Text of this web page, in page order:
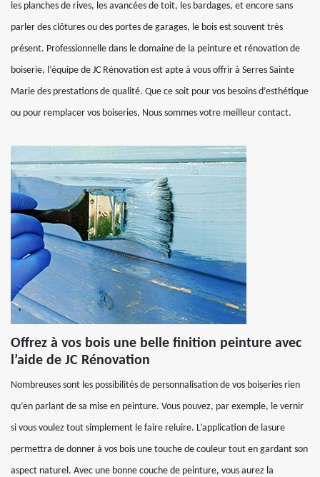
les planches de rives, les avancées de toit, les bardages, et encore sans
parler des clôtures ou des portes de garages, le bois est souvent très
présent. Professionnelle dans le domaine de la peinture et rénovation de
boiserie, l’équipe de JC Rénovation est apte à vous offrir à Serres Sainte
Marie des prestations de qualité. Que ce soit pour vos besoins d’esthétique
ou pour remplacer vos boiseries, Nous sommes votre meilleur contact.
Offrez à vos bois une belle finition peinture avec
l’aide de JC Rénovation
Nombreuses sont les possibilités de personnalisation de vos boiseries rien
qu’en parlant de sa mise en peinture. Vous pouvez, par exemple, le vernir
si vous voulez tout simplement le faire reluire. L’application de lasure
permettra de donner à vos bois une touche de couleur tout en gardant son
aspect naturel. Avec une bonne couche de peinture, vous aurez la